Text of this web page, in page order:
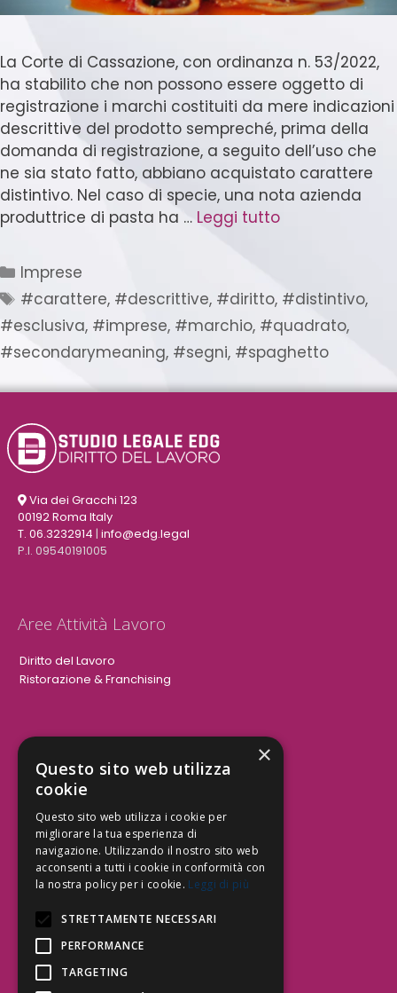
La Corte di Cassazione, con ordinanza n. 53/2022,
ha stabilito che non possono essere oggetto di
registrazione i marchi costituiti da mere indicazioni
descrittive del prodotto sempreché, prima della
domanda di registrazione, a seguito dell’uso che
ne sia stato fatto, abbiano acquistato carattere
distintivo. Nel caso di specie, una nota azienda
produttrice di pasta ha … Leggi tutto
Imprese
#carattere, #descrittive, #diritto, #distintivo,
#esclusiva, #imprese, #marchio, #quadrato,
#secondarymeaning, #segni, #spaghetto
Via dei Gracchi 123
00192 Roma Italy
T. 06.3232914 | info@edg.legal
P.I. 09540191005
Aree Attività Lavoro
Diritto del Lavoro
Ristorazione & Franchising
Aree Attività Civile
Tutele del Credito
Responsabilità Civile
Contrattualistica
Segui lo Studio EDG sui social.
×
Questo sito web utilizza
cookie
Questo sito web utilizza i cookie per
migliorare la tua esperienza di
navigazione. Utilizzando il nostro sito web
acconsenti a tutti i cookie in conformità con
la nostra policy per i cookie. Leggi di più
STRETTAMENTE NECESSARI
PERFORMANCE
TARGETING